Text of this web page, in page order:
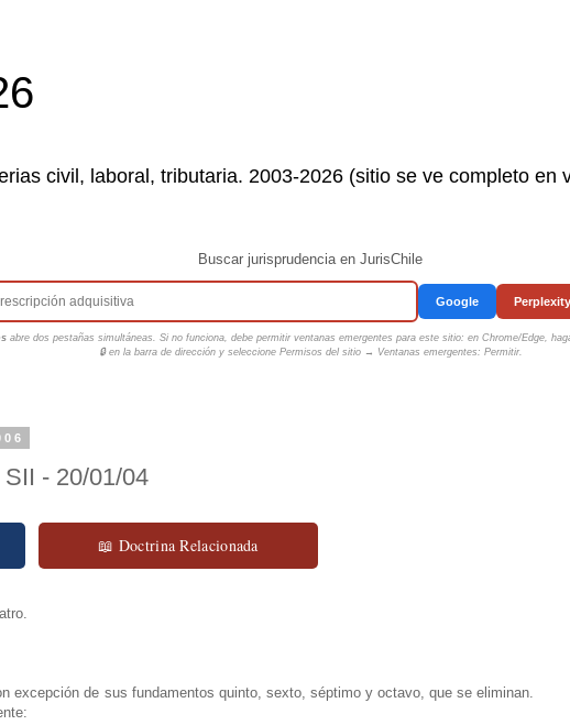
civil, laboral, tributaria. 2003-2026 (sitio se ve completo en
Buscar jurisprudencia en JurisChile
Google Perplexity
abre dos pestañas simultáneas. Si no funciona, debe permitir ventanas emergentes para este sitio: en Chrome/Edge,
🔒 en la barra de dirección y seleccione Permisos del sitio → Ventanas emergentes: Permitir.
- 20/01/04
📖 Doctrina Relacionada
excepción de sus fundamentos quinto, sexto, séptimo y octavo, que se eliminan.